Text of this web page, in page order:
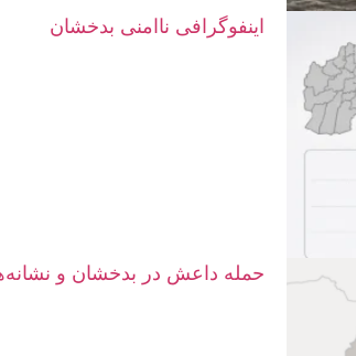
اینفوگرافی ناامنی بدخشان
حمله داعش در بدخشان و